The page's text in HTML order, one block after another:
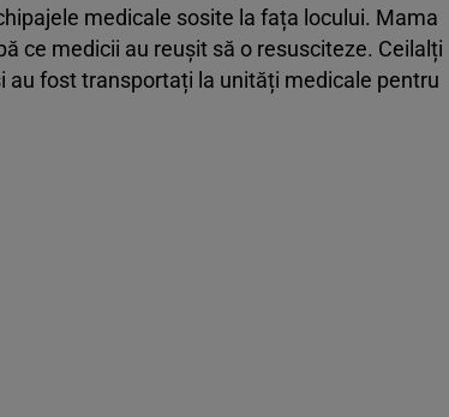
medicale sosite la fața locului. Mama
ce medicii au reușit să o resusciteze. Ceilalți
fost transportați la unități medicale pentru